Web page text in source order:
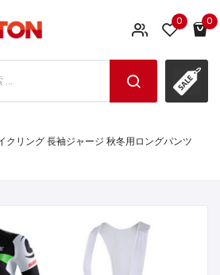
0 0
クリング 長袖ジャージ 秋冬用ロングパンツ